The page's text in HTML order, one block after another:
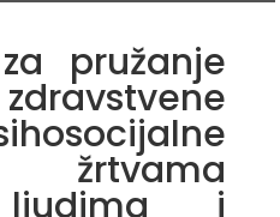
pružanje
žrtvama
ljudima i